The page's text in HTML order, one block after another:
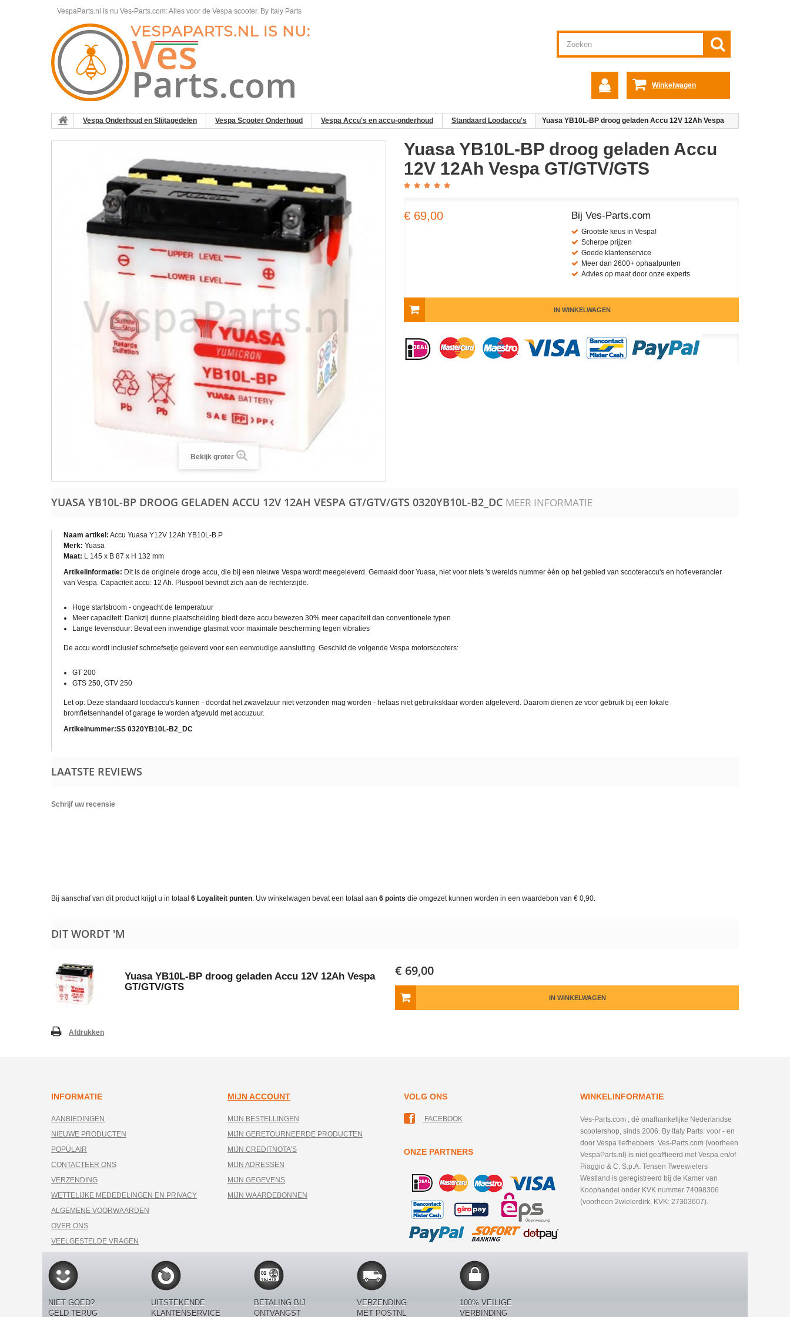
VespaParts.nl is nu Ves-Parts.com: Alles voor de Vespa scooter. By Italy Parts
Winkelwagen
Vespa Onderhoud en Slijtagedelen Vespa Scooter Onderhoud Vespa Accu's en accu-onderhoud Standaard Loodaccu's
Yuasa YB10L-BP droog geladen Accu 12V 12Ah Vespa
Bekijk groter
Yuasa YB10L-BP droog geladen Accu
12V 12Ah Vespa GT/GTV/GTS
€ 69,00 Bij Ves-Parts.com
Grootste keus in Vespa!
Scherpe prijzen
Goede klantenservice
Meer dan 2600+ ophaalpunten
Advies op maat door onze experts
IN WINKELWAGEN
YUASA YB10L-BP DROOG GELADEN ACCU 12V 12AH VESPA GT/GTV/GTS 0320YB10L-B2_DC MEER INFORMATIE
Naam artikel: Accu Yuasa Y12V 12Ah YB10L-B.P
Merk: Yuasa
Maat: L 145 x B 87 x H 132 mm
Artikelinformatie: Dit is de originele droge accu, die bij een nieuwe Vespa wordt meegeleverd. Gemaakt door Yuasa, niet voor niets 's werelds nummer één op het gebied van scooteraccu's en hofleverancier
van Vespa. Capaciteit accu: 12 Ah. Pluspool bevindt zich aan de rechterzijde.
Hoge startstroom - ongeacht de temperatuur
Meer capaciteit: Dankzij dunne plaatscheiding biedt deze accu bewezen 30% meer capaciteit dan conventionele typen
Lange levensduur: Bevat een inwendige glasmat voor maximale bescherming tegen vibraties
De accu wordt inclusief schroefsetje geleverd voor een eenvoudige aansluiting. Geschikt de volgende Vespa motorscooters:
GT 200
GTS 250, GTV 250
Let op: Deze standaard loodaccu's kunnen - doordat het zwavelzuur niet verzonden mag worden - helaas niet gebruiksklaar worden afgeleverd. Daarom dienen ze voor gebruik bij een lokale
bromfietsenhandel of garage te worden afgevuld met accuzuur.
Artikelnummer:SS 0320YB10L-B2_DC
LAATSTE REVIEWS
Schrijf uw recensie
Bij aanschaf van dit product krijgt u in totaal 6 Loyaliteit punten. Uw winkelwagen bevat een totaal aan 6 points die omgezet kunnen worden in een waardebon van € 0,90.
DIT WORDT 'M
Yuasa YB10L-BP droog geladen Accu 12V 12Ah Vespa
GT/GTV/GTS
€ 69,00
IN WINKELWAGEN
Afdrukken
INFORMATIE
AANBIEDINGEN
NIEUWE PRODUCTEN
POPULAIR
CONTACTEER ONS
VERZENDING
WETTELIJKE MEDEDELINGEN EN PRIVACY
ALGEMENE VOORWAARDEN
OVER ONS
VEELGESTELDE VRAGEN
MIJN ACCOUNT
MIJN BESTELLINGEN
MIJN GERETOURNEERDE PRODUCTEN
MIJN CREDITNOTA'S
MIJN ADRESSEN
MIJN GEGEVENS
MIJN WAARDEBONNEN
VOLG ONS
FACEBOOK
ONZE PARTNERS
WINKELINFORMATIE
Ves-Parts.com , dé onafhankelijke Nederlandse
scootershop, sinds 2006. By Italy Parts: voor - en
door Vespa liefhebbers. Ves-Parts.com (voorheen
VespaParts.nl) is niet geafflieerd met Vespa en/of
Piaggio & C. S.p.A. Tensen Tweewielers
Westland is geregistreerd bij de Kamer van
Koophandel onder KVK nummer 74098306
(voorheen 2wielerdirk, KVK: 27303607).
NIET GOED?
GELD TERUG
UITSTEKENDE
KLANTENSERVICE
BETALING BIJ
ONTVANGST
VERZENDING
MET POSTNL
100% VEILIGE
VERBINDING